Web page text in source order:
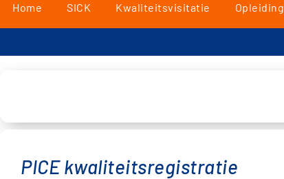
Home SICK Kwaliteitsvisitatie Opleiding
PICE kwaliteitsregistratie